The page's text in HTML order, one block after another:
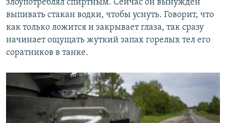
злоупотреблял спиртным. Сейчас он вынужден
выпивать стакан водки, чтобы уснуть. Говорит, что
как только ложится и закрывает глаза, так сразу
начинает ощущать жуткий запах горелых тел его
соратников в танке.